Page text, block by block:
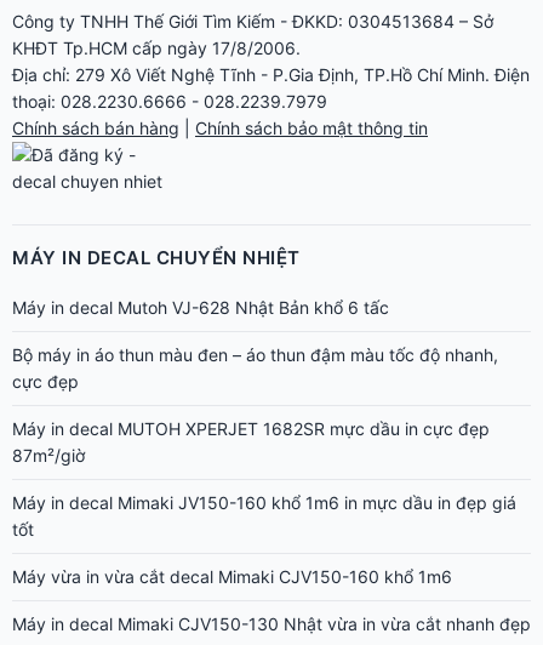
Công ty TNHH Thế Giới Tìm Kiếm - ĐKKD: 0304513684 – Sở
KHĐT Tp.HCM cấp ngày 17/8/2006.
Địa chỉ: 279 Xô Viết Nghệ Tĩnh - P.Gia Định, TP.Hồ Chí Minh. Điện
thoại: 028.2230.6666 - 028.2239.7979
Chính sách bán hàng
Chính sách bảo mật thông tin
MÁY IN DECAL CHUYỂN NHIỆT
Máy in decal Mutoh VJ-628 Nhật Bản khổ 6 tấc
Bộ máy in áo thun màu đen – áo thun đậm màu tốc độ nhanh,
cực đẹp
Máy in decal MUTOH XPERJET 1682SR mực dầu in cực đẹp
87m²/giờ
Máy in decal Mimaki JV150-160 khổ 1m6 in mực dầu in đẹp giá
tốt
Máy vừa in vừa cắt decal Mimaki CJV150-160 khổ 1m6
Máy in decal Mimaki CJV150-130 Nhật vừa in vừa cắt nhanh đẹp